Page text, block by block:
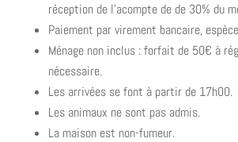
réception de l’acompte de de 30% du
Paiement par virement bancaire,
Ménage non inclus : forfait de 50€ à
nécessaire.
Les arrivées se font à partir de 17h00.
Les animaux ne sont pas admis.
La maison est non-fumeur.